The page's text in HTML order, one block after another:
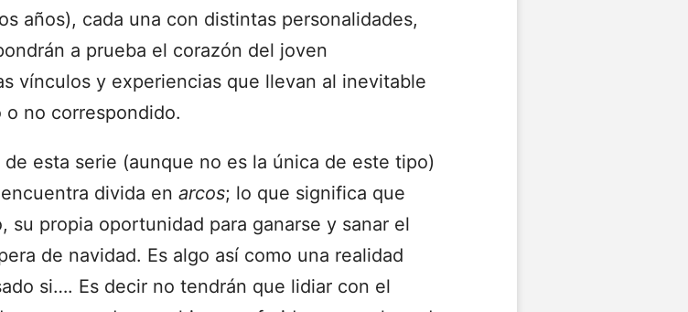
años), cada una con distintas personalidades,
a prueba el corazón del joven
vínculos y experiencias que llevan al inevitable
no correspondido.
esta serie (aunque no es la única de este tipo)
divida en arcos; lo que significa que
su propia oportunidad para ganarse y sanar el
de navidad. Es algo así como una realidad
si…. Es decir no tendrán que lidiar con el